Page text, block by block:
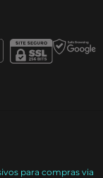
para compras via